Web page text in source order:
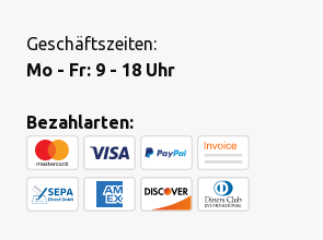
Geschäftszeiten:
Mo - Fr: 9 - 18 Uhr
Bezahlarten: